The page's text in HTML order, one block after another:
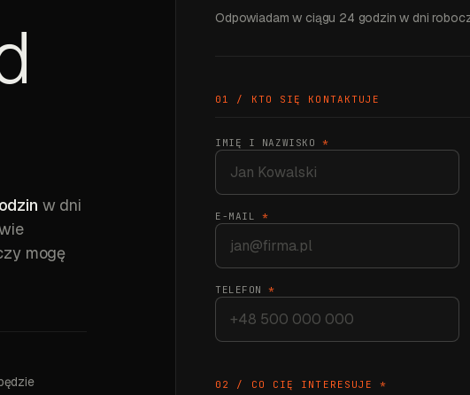
w dni
mogę
Odpowiadam w ciągu 24 godzin w dni
01 / KTO SIĘ KONTAKTUJE
IMIĘ I NAZWISKO *
E-MAIL *
TELEFON*
02 / CO CIĘ INTERESUJE*